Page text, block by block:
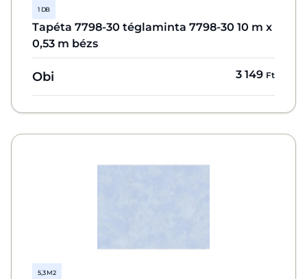
1 DB
Tapéta 7798-30 téglaminta 7798-30 10 m x
0,53 m bézs
Obi 3 149 Ft
5,3 M2